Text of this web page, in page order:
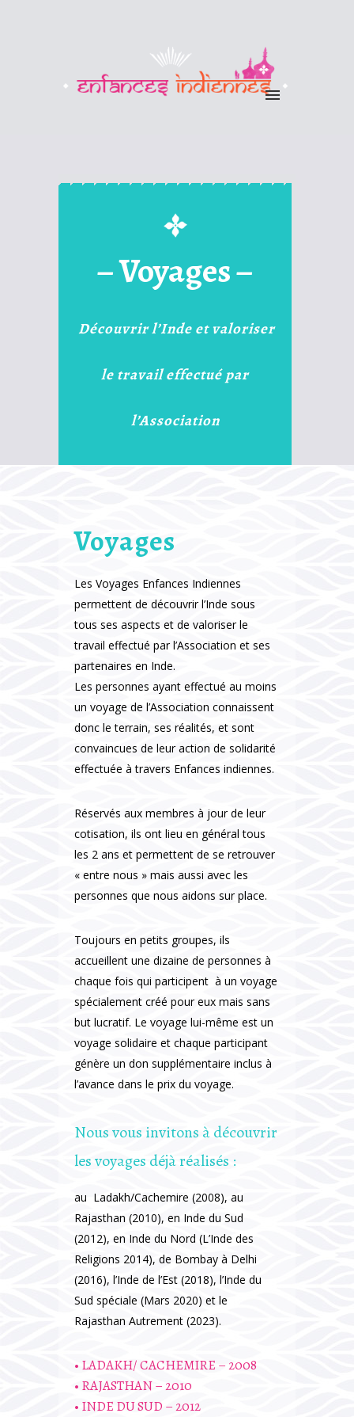
– Voyages –
Découvrir l’Inde et valoriser
le travail effectué par
l’Association
Voyages
Les Voyages Enfances Indiennes
permettent de découvrir l’Inde sous
tous ses aspects et de valoriser le
travail effectué par l’Association et ses
partenaires en Inde.
Les personnes ayant effectué au moins
un voyage de l’Association connaissent
donc le terrain, ses réalités, et sont
convaincues de leur action de solidarité
effectuée à travers Enfances indiennes.
Réservés aux membres à jour de leur
cotisation, ils ont lieu en général tous
les 2 ans et permettent de se retrouver
« entre nous » mais aussi avec les
personnes que nous aidons sur place.
Toujours en petits groupes, ils
accueillent une dizaine de personnes à
chaque fois qui participent à un voyage
spécialement créé pour eux mais sans
but lucratif. Le voyage lui-même est un
voyage solidaire et chaque participant
génère un don supplémentaire inclus à
l’avance dans le prix du voyage.
Nous vous invitons à découvrir
les voyages déjà réalisés :
au Ladakh/Cachemire (2008), au
Rajasthan (2010), en Inde du Sud
(2012), en Inde du Nord (L’Inde des
Religions 2014), de Bombay à Delhi
(2016), l’Inde de l’Est (2018), l’Inde du
Sud spéciale (Mars 2020) et le
Rajasthan Autrement (2023).
• LADAKH/ CACHEMIRE – 2008
• RAJASTHAN – 2010
• INDE DU SUD – 2012